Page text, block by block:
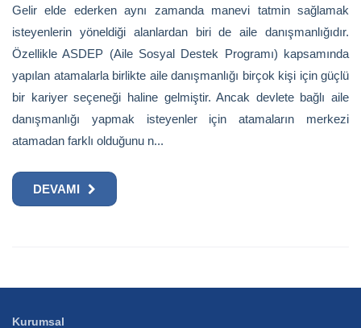
Gelir elde ederken aynı zamanda manevi tatmin sağlamak
isteyenlerin yöneldiği alanlardan biri de aile danışmanlığıdır.
Özellikle ASDEP (Aile Sosyal Destek Programı) kapsamında
yapılan atamalarla birlikte aile danışmanlığı birçok kişi için güçlü
bir kariyer seçeneği haline gelmiştir. Ancak devlete bağlı aile
danışmanlığı yapmak isteyenler için atamaların merkezi
atamadan farklı olduğunu n...
DEVAMI
Kurumsal